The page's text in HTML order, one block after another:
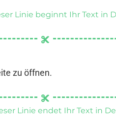
Linie beginnt Ihr Text in
zu öffnen.
Linie endet Ihr Text in